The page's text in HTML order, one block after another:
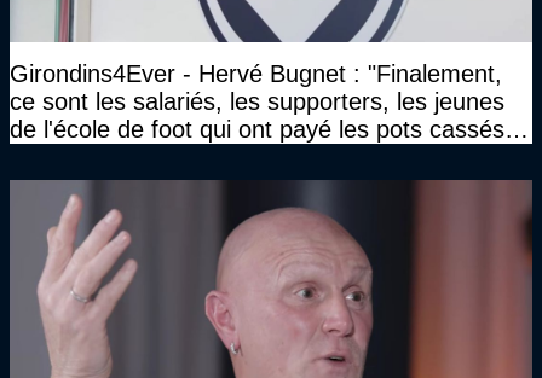
Girondins4Ever - Hervé Bugnet : "Finalement,
ce sont les salariés, les supporters, les jeunes
de l'école de foot qui ont payé les pots cassés